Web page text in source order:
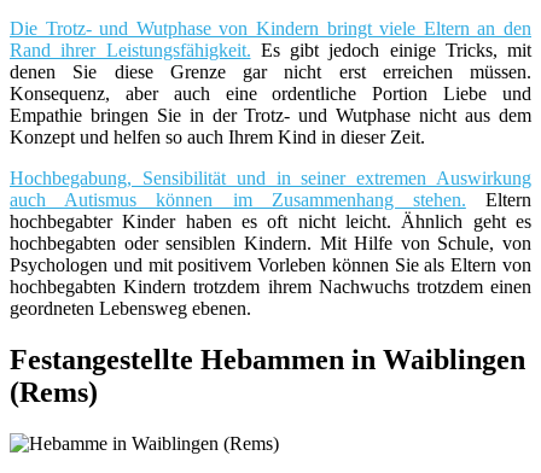
Die Trotz- und Wutphase von Kindern bringt viele Eltern an den
Rand ihrer Leistungsfähigkeit. Es gibt jedoch einige Tricks, mit
denen Sie diese Grenze gar nicht erst erreichen müssen.
Konsequenz, aber auch eine ordentliche Portion Liebe und
Empathie bringen Sie in der Trotz- und Wutphase nicht aus dem
Konzept und helfen so auch Ihrem Kind in dieser Zeit.
Hochbegabung, Sensibilität und in seiner extremen Auswirkung
auch Autismus können im Zusammenhang stehen. Eltern
hochbegabter Kinder haben es oft nicht leicht. Ähnlich geht es
hochbegabten oder sensiblen Kindern. Mit Hilfe von Schule, von
Psychologen und mit positivem Vorleben können Sie als Eltern von
hochbegabten Kindern trotzdem ihrem Nachwuchs trotzdem einen
geordneten Lebensweg ebenen.
Festangestellte Hebammen in Waiblingen
(Rems)